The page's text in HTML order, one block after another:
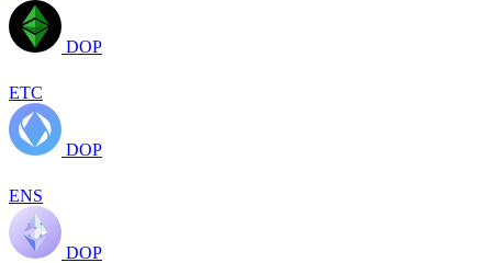
DOP
ETC
DOP
ENS
DOP